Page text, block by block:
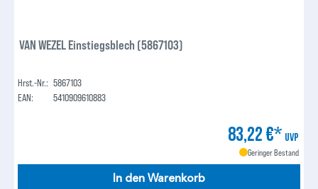
VAN WEZEL Einstiegsblech (5867103)
Hrst.-Nr.: 5867103
EAN:
5410909610883
83,22 €* UVP
Geringer Bestand
In den Warenkorb